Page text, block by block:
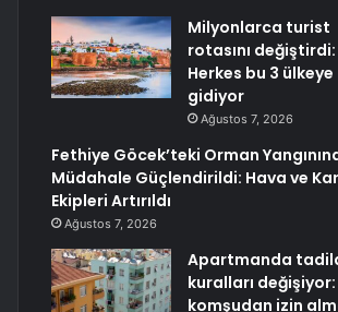
Milyonlarca turist
rotasını değiştirdi:
Herkes bu 3 ülkeye
gidiyor
Ağustos 7, 2026
Fethiye Göcek’teki Orman
Müdahale Güçlendirildi: Hava ve
Ekipleri Artırıldı
Ağustos 7, 2026
Apartmanda
kuralları değişiyor:
komşudan izin